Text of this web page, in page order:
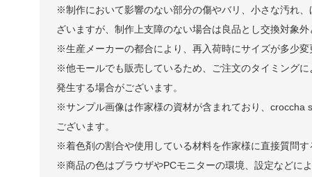
※制作において影響のない部分の傷やバリ、小さな汚れ
ざいますが、制作上支障のない場合は良品とし交換対象
※生産メーカーの都合により、再入荷時にサイズが多少
※他モールでも販売しているため、ご注文のタイミング
発生する場合がございます。
※サンプル画像は作家様の資材が含まれており、croccha
ございます。
※着色剤の割合や使用している材料を作家様に直接質問
※商品の色はブラウザやPCモニターの環境、設定などに